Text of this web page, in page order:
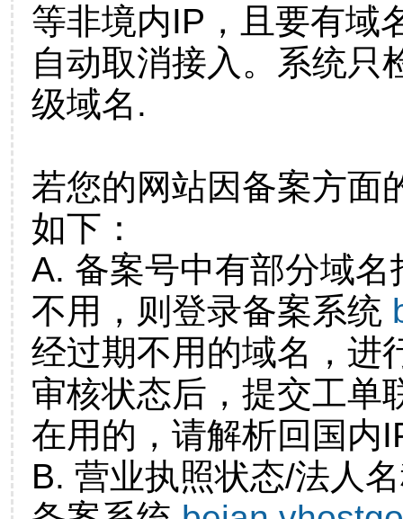
等非境内IP，且要有域
自动取消接入。系统只
级域名.
若您的网站因备案方面
如下：
A. 备案号中有部分域
不用，则登录备案系统
经过期不用的域名，进
审核状态后，提交工单
在用的，请解析回国内
B. 营业执照状态/法人